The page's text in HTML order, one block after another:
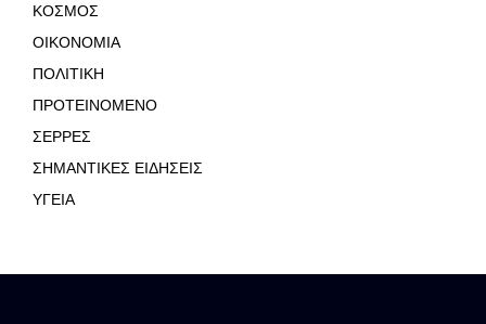
ΚΟΣΜΟΣ
ΟΙΚΟΝΟΜΙΑ
ΠΟΛΙΤΙΚΗ
ΠΡΟΤΕΙΝΟΜΕΝΟ
ΣΕΡΡΕΣ
ΣΗΜΑΝΤΙΚΕΣ ΕΙΔΗΣΕΙΣ
ΥΓΕΙΑ